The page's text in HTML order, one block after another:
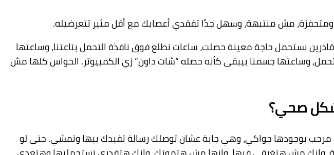
ومتحفزة، مش منتبهة، وسهل جدًا تفقدي أعصابك مع أقل مثير تتعرضيله.
نستحمل حاجة معينة حصلت، ساعات نطلع فوق نافذة التحمل بتاعتنا، وساعتها
وساعتها جسمنا بيبقى كأنه حصله “شات داون” زي الكمبيوتر. الحواس كلها مش
صحي؟
بوجودها جواكي، وهي جاية عشان توصلك رسالة تفيدك بيها وتمشي. حتى لو